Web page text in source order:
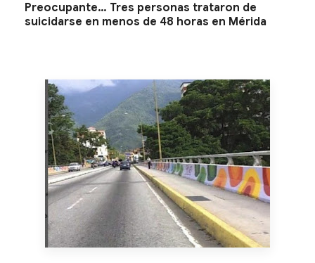
Preocupante… Tres personas trataron de
suicidarse en menos de 48 horas en Mérida